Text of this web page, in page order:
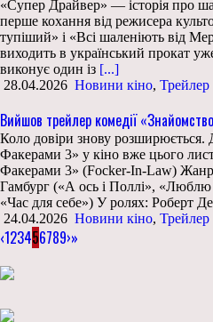
«Супер Драйвер» — історія про
перше кохання​ від режисера
тупіший» і «Всі шаленіють від
виходить в український прокат
виконує один із [...]
28.04.2026 Новини кіно, Трейлер
Вийшов трейлер комедії
Коло довіри знову розширюється.
Факерами 3» у кіно вже цього
Факерами 3» (Focker-In-Law)
Гамбург («А ось і Поллі», «Люблю
«Час для себе») У ролях: Роберт
24.04.2026 Новини кіно, Трейлер
‹123456789›»